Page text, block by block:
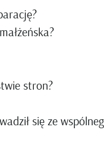
stron?
się ze